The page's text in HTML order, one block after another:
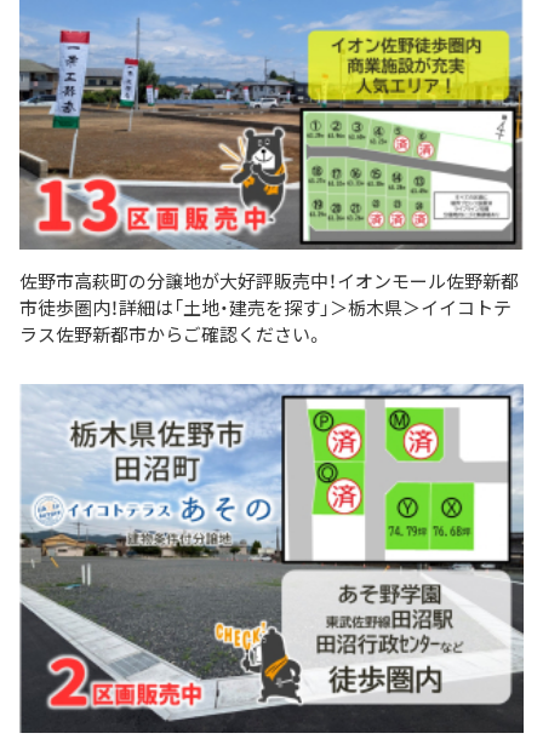
佐野市高萩町の分譲地が大好評販売中！イオンモール佐野新都
市徒歩圏内！詳細は「土地・建売を探す」＞栃木県＞イイコトテ
ラス佐野新都市からご確認ください。